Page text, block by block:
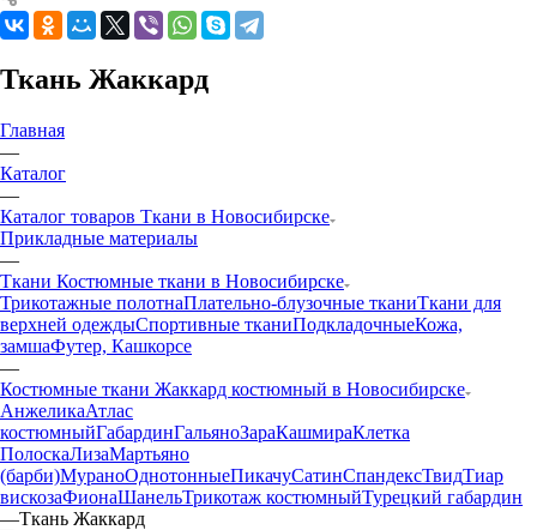
Ткань Жаккард
Главная
—
Каталог
—
Каталог товаров Ткани в Новосибирске
Прикладные материалы
—
Ткани Костюмные ткани в Новосибирске
Трикотажные полотнаПлательно-блузочные тканиТкани для
верхней одеждыСпортивные тканиПодкладочныеКожа,
замшаФутер, Кашкорсе
—
Костюмные ткани Жаккард костюмный в Новосибирске
АнжеликаАтлас
костюмныйГабардинГальяноЗараКашмираКлетка
ПолоскаЛизаМартьяно
(барби)МураноОднотонныеПикачуСатинСпандексТвидТиар
вискозаФионаШанельТрикотаж костюмныйТурецкий габардин
—Ткань Жаккард